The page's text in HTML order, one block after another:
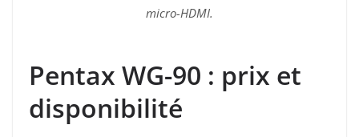
micro-HDMI.
Pentax WG-90 : prix et
disponibilité